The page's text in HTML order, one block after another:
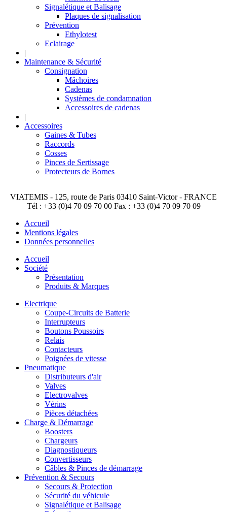
Signalétique et Balisage
Plaques de signalisation
Prévention
Ethylotest
Eclairage
|
Maintenance & Sécurité
Consignation
Mâchoires
Cadenas
Systèmes de condamnation
Accessoires de cadenas
|
Accessoires
Gaines & Tubes
Raccords
Cosses
Pinces de Sertissage
Protecteurs de Bornes
VIATEMIS - 125, route de Paris 03410 Saint-Victor - FRANCE
Tél : +33 (0)4 70 09 70 00 Fax : +33 (0)4 70 09 70 09
Accueil
Mentions légales
Données personnelles
Accueil
Société
Présentation
Produits & Marques
Electrique
Coupe-Circuits de Batterie
Interrupteurs
Boutons Poussoirs
Relais
Contacteurs
Poignées de vitesse
Pneumatique
Distributeurs d'air
Valves
Electrovalves
Vérins
Pièces détachées
Charge & Démarrage
Boosters
Chargeurs
Diagnostiqueurs
Convertisseurs
Câbles & Pinces de démarrage
Prévention & Secours
Secours & Protection
Sécurité du véhicule
Signalétique et Balisage